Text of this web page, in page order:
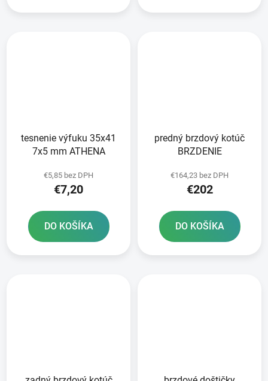
tesnenie výfuku 35x41
7x5 mm ATHENA
€5,85 bez DPH
€7,20
DO KOŠÍKA
predný brzdový kotúč
BRZDENIE
€164,23 bez DPH
€202
DO KOŠÍKA